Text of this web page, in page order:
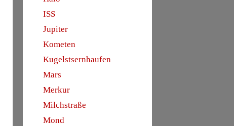
ISS
Jupiter
Kometen
Kugelstsernhaufen
Mars
Merkur
Milchstraße
Mond